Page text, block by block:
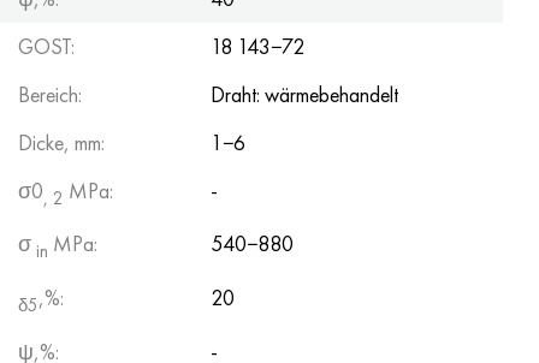
GOST:
18 143−72
Bereich:
Draht: wärmebehandelt
Dicke, mm:
1−6
σ0, 2 MPa:
-
σ in MPa: 540−880
δ5,%:
20
ψ,%:
-